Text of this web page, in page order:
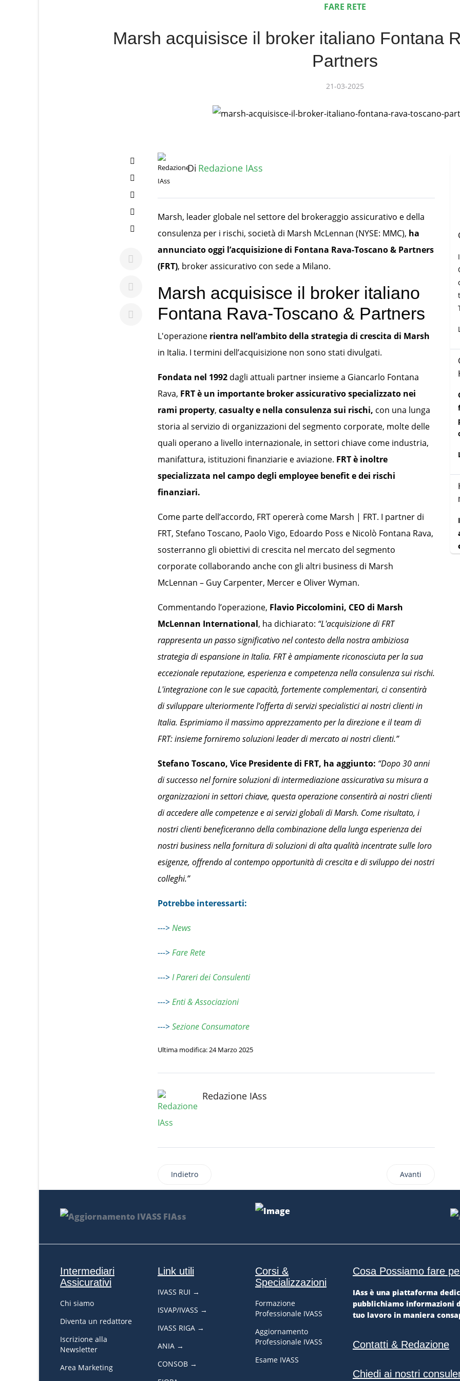
FARE RETE
Marsh acquisisce il broker italiano Fontana
Partners
21-03-2025
Ratings
Di Redazione IAss
Marsh, leader globale nel settore del brokeraggio assicurativo e della
consulenza per i rischi, società di Marsh McLennan (NYSE: MMC), ha
annunciato oggi l’acquisizione di Fontana Rava-Toscano & Partners
(FRT), broker assicurativo con sede a Milano.
Marsh acquisisce il broker italiano
Fontana Rava-Toscano & Partners
L'operazione rientra nell’ambito della strategia di crescita di Marsh
in Italia. I termini dell’acquisizione non sono stati divulgati.
Fondata nel 1992 dagli attuali partner insieme a Giancarlo Fontana
Rava, FRT è un importante broker assicurativo specializzato nei
rami property, casualty e nella consulenza sui rischi, con una lunga
storia al servizio di organizzazioni del segmento corporate, molte delle
quali operano a livello internazionale, in settori chiave come industria,
manifattura, istituzioni finanziarie e aviazione. FRT è inoltre
specializzata nel campo degli employee benefit e dei rischi
finanziari.
Come parte dell’accordo, FRT opererà come Marsh | FRT. I partner di
FRT, Stefano Toscano, Paolo Vigo, Edoardo Poss e Nicolò Fontana Rava,
sosterranno gli obiettivi di crescita nel mercato del segmento
corporate collaborando anche con gli altri business di Marsh
McLennan – Guy Carpenter, Mercer e Oliver Wyman.
Commentando l’operazione, Flavio Piccolomini, CEO di Marsh
McLennan International, ha dichiarato: “L'acquisizione di FRT
rappresenta un passo significativo nel contesto della nostra ambiziosa
strategia di espansione in Italia. FRT è ampiamente riconosciuta per la sua
eccezionale reputazione, esperienza e competenza nella consulenza sui rischi.
L'integrazione con le sue capacità, fortemente complementari, ci consentirà
di sviluppare ulteriormente l’offerta di servizi specialistici ai nostri clienti in
Italia. Esprimiamo il massimo apprezzamento per la direzione e il team di
FRT: insieme forniremo soluzioni leader di mercato ai nostri clienti.”
Stefano Toscano, Vice Presidente di FRT, ha aggiunto: “Dopo 30 anni
di successo nel fornire soluzioni di intermediazione assicurativa su misura a
organizzazioni in settori chiave, questa operazione consentirà ai nostri clienti
di accedere alle competenze e ai servizi globali di Marsh. Come risultato, i
nostri clienti beneficeranno della combinazione della lunga esperienza dei
nostri business nella fornitura di soluzioni di alta qualità incentrate sulle loro
esigenze, offrendo al contempo opportunità di crescita e di sviluppo dei nostri
colleghi.”
Potrebbe interessarti:
---> News
---> Fare Rete
---> I Pareri dei Consulenti
---> Enti & Associazioni
---> Sezione Consumatore
Ultima modifica: 24 Marzo 2025
Redazione IAss
Indietro Avanti
Intermediari
Assicurativi
Chi siamo
Diventa un redattore
Iscrizione alla
Newsletter
Area Marketing
Link utili
IVASS RUI →
ISVAP/IVASS →
IVASS RIGA →
ANIA →
CONSOB →
Corsi &
Specializzazioni
Formazione
Professionale IVASS
Aggiornamento
Professionale IVASS
Esame IVASS
Cosa Possiamo fare
IAss è una piattaforma
pubblichiamo informazioni
tuo lavoro in maniera
Contatti & Redazione
Chiedi ai nostri